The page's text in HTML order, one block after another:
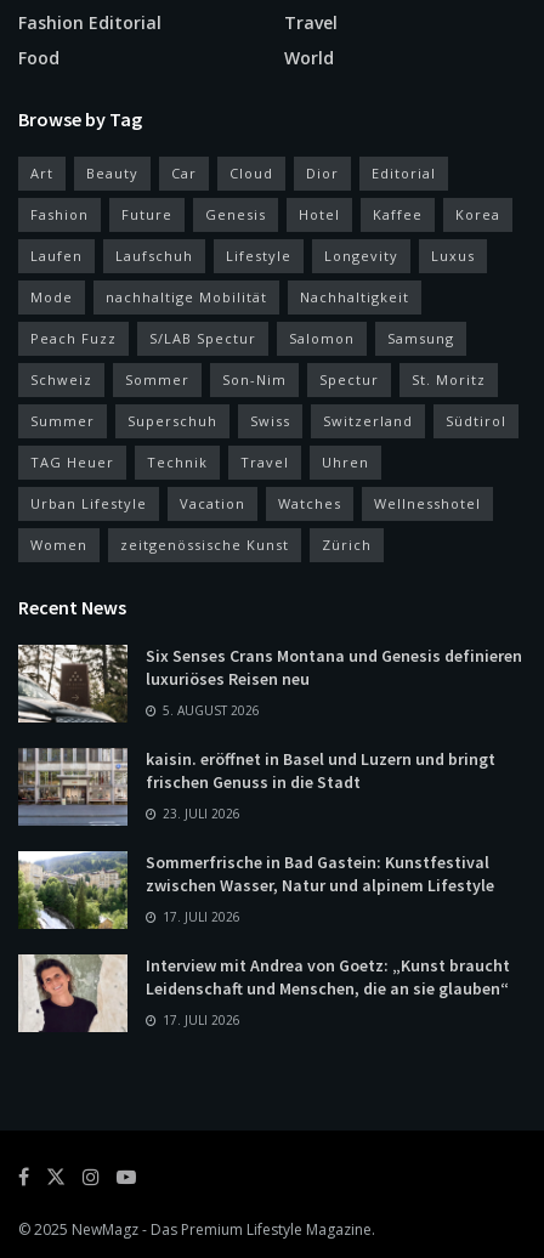
Fashion Editorial
Food
Travel
World
Browse by Tag
Art Beauty Car Cloud Dior Editorial
Fashion Future Genesis Hotel Kaffee Korea
Laufen Laufschuh Lifestyle Longevity Luxus
Mode nachhaltige Mobilität Nachhaltigkeit
Peach Fuzz S/LAB Spectur Salomon Samsung
Schweiz Sommer Son-Nim Spectur St. Moritz
Summer Superschuh Swiss Switzerland Südtirol
TAG Heuer Technik Travel Uhren
Urban Lifestyle Vacation Watches Wellnesshotel
Women zeitgenössische Kunst Zürich
Recent News
Six Senses Crans Montana und Genesis definieren
luxuriöses Reisen neu
5. AUGUST 2026
kaisin. eröffnet in Basel und Luzern und bringt
frischen Genuss in die Stadt
23. JULI 2026
Sommerfrische in Bad Gastein: Kunstfestival
zwischen Wasser, Natur und alpinem Lifestyle
17. JULI 2026
Interview mit Andrea von Goetz: „Kunst braucht
Leidenschaft und Menschen, die an sie glauben“
17. JULI 2026
© 2025 NewMagz- Das Premium Lifestyle Magazine.